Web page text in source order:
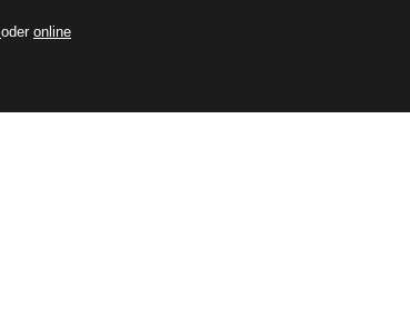
oder online